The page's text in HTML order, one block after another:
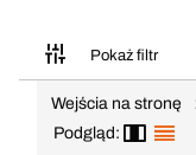
Pokaż filtr
Wejścia na stronę
Podgląd: